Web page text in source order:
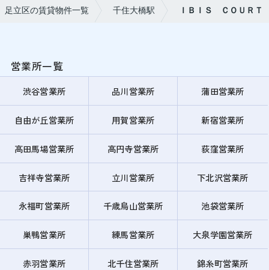
足立区の賃貸物件一覧 千住大橋駅 ＩＢＩＳ ＣＯＵＲＴ
営業所一覧
渋谷営業所 品川営業所 蒲田営業所
自由が丘営業所 用賀営業所 新宿営業所
高田馬場営業所 高円寺営業所 荻窪営業所
吉祥寺営業所 立川営業所 下北沢営業所
永福町営業所 千歳烏山営業所 池袋営業所
巣鴨営業所 練馬営業所 大泉学園営業所
赤羽営業所 北千住営業所 錦糸町営業所